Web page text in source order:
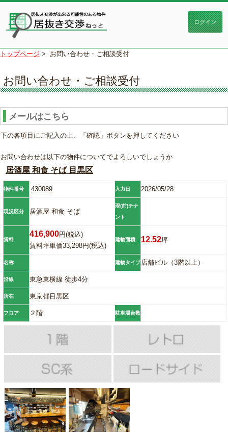
トップページ > お問い合わせ・ご相談受付
お問い合わせ・ご相談受付
メールはこちら
下の各項目にご記入の上、「確認」ボタンを押してください
お問い合わせは以下の物件についてでよろしいでしょうか
居酒屋 和食 そば 目黒区
物件番号 430089 入力日 2026/05/28
現況区分 居酒屋 和食 そば
現(前)テナ
ント
賃料
416,900円(税込)
賃料坪単価33,298円(税込)
建物面積 12.52坪
名称 建物タイプ店舗ビル（3階以上）
沿線 東急東横線 徒歩4分
所在 東京都目黒区
フロア ２階 駐車場台数